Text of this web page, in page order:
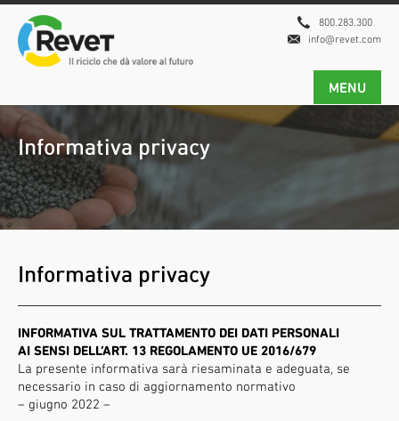
800.283.300
info@revet.com
MENU
Informativa privacy
Informativa privacy
INFORMATIVA SUL TRATTAMENTO DEI DATI PERSONALI
AI SENSI DELL’ART. 13 REGOLAMENTO UE 2016/679
La presente informativa sarà riesaminata e adeguata, se
necessario in caso di aggiornamento normativo
– giugno 2022 –